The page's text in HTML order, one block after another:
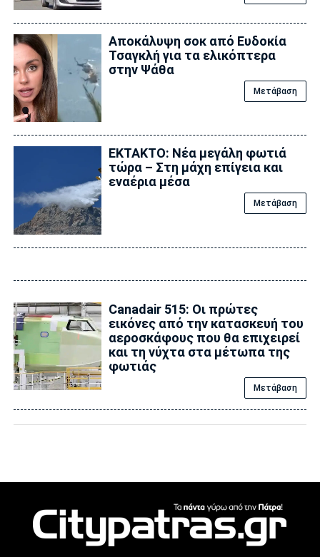
Αποκάλυψη σoκ από Ευδοκία
Τσαγκλή για τα ελικόπτερα
στην Ψάθα
Μετάβαση
ΕΚΤΑΚΤΟ: Νέα μεγάλη φωτιά
τώρα – Στη μάχη επίγεια και
εναέρια μέσα
Μετάβαση
Canadair 515: Οι πρώτες
εικόνες από την κατασκευή του
αεροσκάφους που θα επιχειρεί
και τη νύχτα στα μέτωπα της
φωτιάς
Μετάβαση